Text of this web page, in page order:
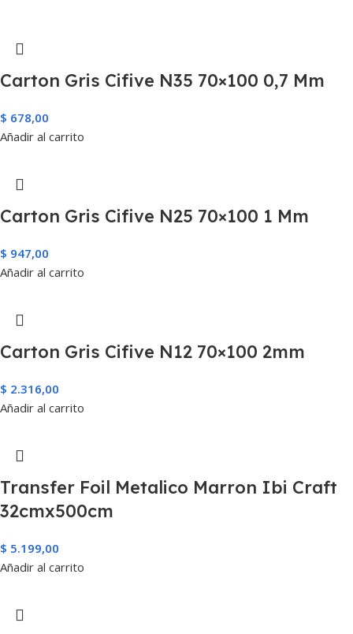
Carton Gris Cifive N35 70×100 0,7 Mm
$ 678,00
Añadir al carrito
Carton Gris Cifive N25 70×100 1 Mm
$ 947,00
Añadir al carrito
Carton Gris Cifive N12 70×100 2mm
$ 2.316,00
Añadir al carrito
Transfer Foil Metalico Marron Ibi Craft
32cmx500cm
$ 5.199,00
Añadir al carrito